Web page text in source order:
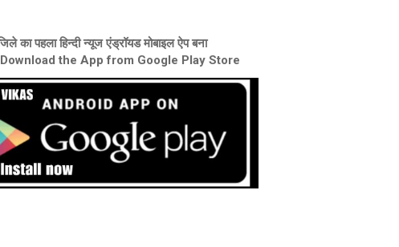
का पहला हिन्दी न्यूज एंड्रॉयड मोबाइल ऐप बना
the App from Google Play Store